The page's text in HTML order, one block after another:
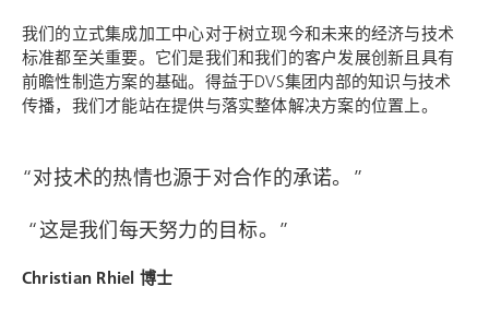
“对技术的热情也源于对合作的承诺。”
“这是我们每天努力的目标。”
Christian Rhiel 博士
我们的立式集成加工中心对于树立现今和未来的经济与技术
标准都至关重要。它们是我们和我们的客户发展创新且具有
前瞻性制造方案的基础。得益于DVS集团内部的知识与技术
传播，我们才能站在提供与落实整体解决方案的位置上。